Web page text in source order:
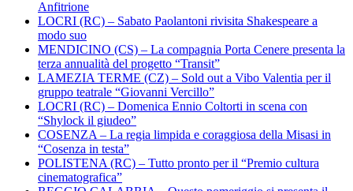
Anfitrione
LOCRI (RC) – Sabato Paolantoni rivisita Shakespeare a
modo suo
MENDICINO (CS) – La compagnia Porta Cenere presenta la
terza annualità del progetto “Transit”
LAMEZIA TERME (CZ) – Sold out a Vibo Valentia per il
gruppo teatrale “Giovanni Vercillo”
LOCRI (RC) – Domenica Ennio Coltorti in scena con
“Shylock il giudeo”
COSENZA – La regia limpida e coraggiosa della Misasi in
“Cosenza in testa”
POLISTENA (RC) – Tutto pronto per il “Premio cultura
cinematografica”